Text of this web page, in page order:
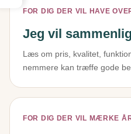
FOR DIG DER VIL HAVE
Jeg vil
Læs om pris, kvalitet,
nemmere kan træffe gode
FOR DIG DER VIL MÆRKE